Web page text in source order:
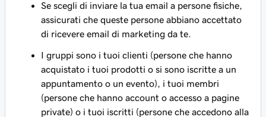
Se scegli di inviare la tua email a persone fisiche,
assicurati che queste persone abbiano accettato
di ricevere email di marketing da te.
I gruppi sono i tuoi clienti (persone che hanno
acquistato i tuoi prodotti o si sono iscritte a un
appuntamento o un evento), i tuoi membri
(persone che hanno account o accesso a pagine
private) o i tuoi iscritti (persone che accedono alla